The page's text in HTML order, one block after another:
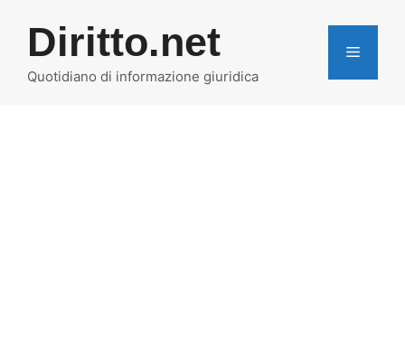
contenuto
Diritto.net
Quotidiano di informazione giuridica
MENU